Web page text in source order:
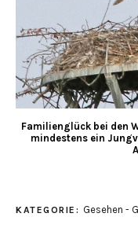
Familienglück bei den
mindestens ein
KATEGORIE: Gesehen -